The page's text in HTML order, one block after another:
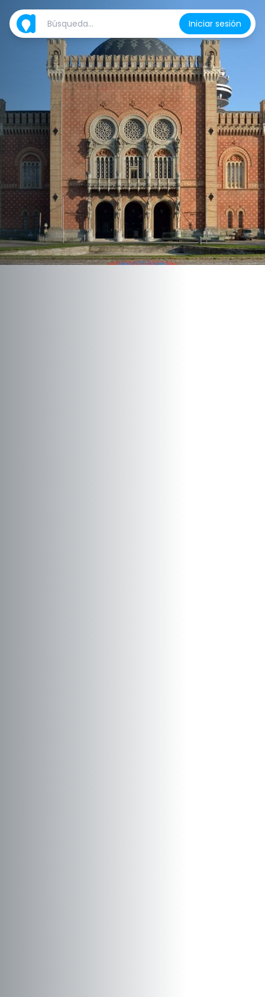
Iniciar sesión